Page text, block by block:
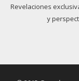
Revelaciones
y